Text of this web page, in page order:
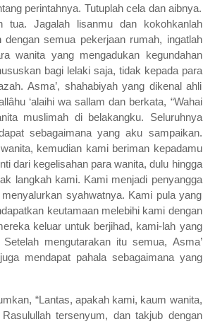
perintahnya. Tutuplah cela dan aibnya.
Jagalah lisanmu dan kokohkanlah
semua pekerjaan rumah, ingatlah
wanita yang mengadukan kegundahan
bagi lelaki saja, tidak kepada para
Asma’, shahabiyah yang dikenal ahli
‘alaihi wa sallam dan berkata, “Wahai
muslimah di belakangku. Seluruhnya
sebagaimana yang aku sampaikan.
kemudian kami beriman kepadamu
dari kegelisahan para wanita, dulu hingga
langkah kami. Kami menjadi penyangga
syahwatnya. Kami pula yang
keutamaan melebihi kami dengan
keluar untuk berjihad, kami-lah yang
mengutarakan itu semua, Asma’
mendapat pahala sebagaimana yang
“Lantas, apakah kami, kaum wanita,
tersenyum, dan takjub dengan